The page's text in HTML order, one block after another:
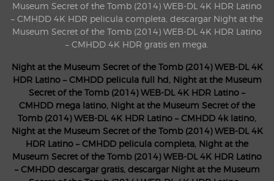
Museum Secret of the Tomb (2014) WEB-DL 4K HDR Latino
– CMHDD 4K HDR pelicula completa, descargar Night at the
Museum Secret of the Tomb (2014) WEB-DL 4K HDR Latino
– CMHDD 4K HDR gratis en mega.
Night at the Museum Secret of the Tomb (2014) WEB-DL 4K
HDR Latino – CMHDD pelicula full hd, Night at the Museum
Secret of the Tomb (2014) WEB-DL 4K HDR Latino –
CMHDD mega latino, Night at the Museum Secret of the
Tomb (2014) WEB-DL 4K HDR Latino – CMHDD 4k latino,
Night at the Museum Secret of the Tomb (2014) WEB-DL 4K
HDR Latino – CMHDD pelicula completa, Night at the
Museum Secret of the Tomb (2014) WEB-DL 4K HDR Latino
– CMHDD descargar gratis, descargar Night at the Museum